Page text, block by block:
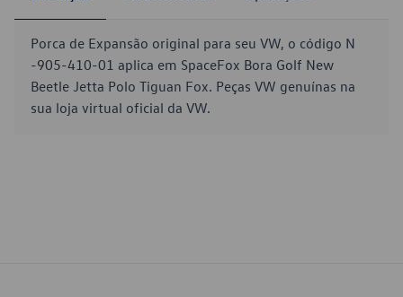
Porca de Expansão original para seu VW, o código N
-905-410-01 aplica em SpaceFox Bora Golf New
Beetle Jetta Polo Tiguan Fox. Peças VW genuínas na
sua loja virtual oficial da VW.